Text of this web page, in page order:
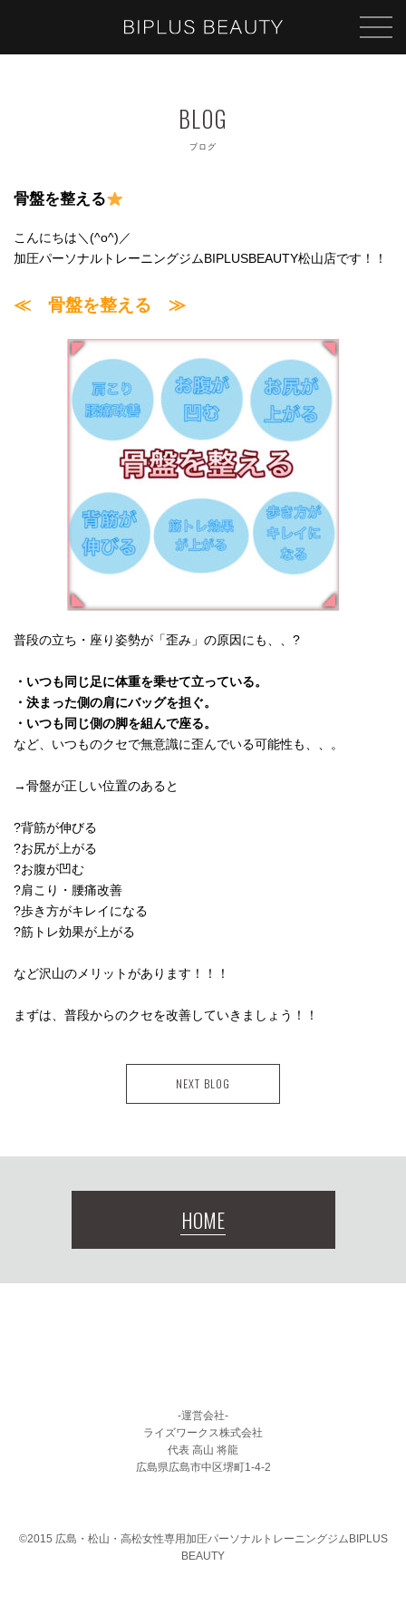
ブログ
骨盤を整える
こんにちは＼(^o^)／
加圧パーソナルトレーニングジムBIPLUSBEAUTY松山店です！！
≪ 骨盤を整える ≫
普段の立ち・座り姿勢が「歪み」の原因にも、、?
・いつも同じ足に体重を乗せて立っている。
・決まった側の肩にバッグを担ぐ。
・いつも同じ側の脚を組んで座る。
など、いつものクセで無意識に歪んでいる可能性も、、。
→骨盤が正しい位置のあると
?背筋が伸びる
?お尻が上がる
?お腹が凹む
?肩こり・腰痛改善
?歩き方がキレイになる
?筋トレ効果が上がる
など沢山のメリットがあります！！！
まずは、普段からのクセを改善していきましょう！！
NEXT BLOG
HOME
-運営会社-
ライズワークス株式会社
代表 高山 将龍
広島県広島市中区堺町1-4-2
©2015 広島・松山・高松女性専用加圧パーソナルトレーニングジムBIPLUS
BEAUTY